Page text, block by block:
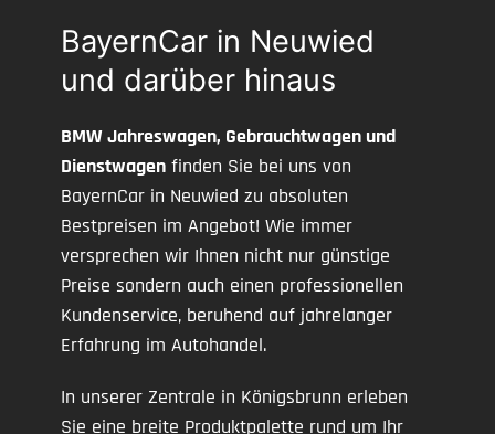
BayernCar in Neuwied
und darüber hinaus
BMW Jahreswagen, Gebrauchtwagen und
Dienstwagen finden Sie bei uns von
BayernCar in Neuwied zu absoluten
Bestpreisen im Angebot! Wie immer
versprechen wir Ihnen nicht nur günstige
Preise sondern auch einen professionellen
Kundenservice, beruhend auf jahrelanger
Erfahrung im Autohandel.
In unserer Zentrale in Königsbrunn erleben
Sie eine breite Produktpalette rund um Ihr